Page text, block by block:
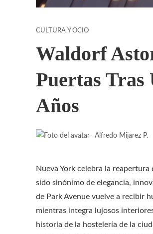
CULTURA Y OCIO
Waldorf
Puertas Tras
Años
Alfredo Mijarez P.
Nueva York celebra la
sido sinónimo de elegancia,
de Park Avenue vuelve a recibir
mientras integra lujosos
historia de la hostelería de la